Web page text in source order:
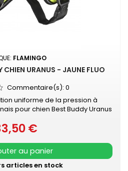
FLAMINGO
CHIEN URANUS - JAUNE FLUO
Commentaire(s): 0
uniforme de la pression à
pour chien Best Buddy Uranus
pendant vos promenades. Le
taille de votre chien et facile à
à clic pratiques. Fait de
doux,...
€
au panier
articles en stock